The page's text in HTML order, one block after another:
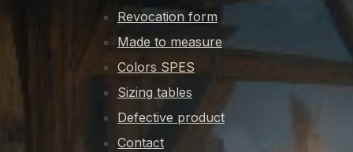
Revocation form
Made to measure
Colors SPES
Sizing tables
Defective product
Contact